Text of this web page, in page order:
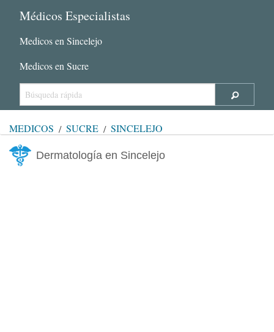
Médicos Especialistas
Medicos en Sincelejo
Medicos en Sucre
MÉDICOS SUCRE SINCELEJO
Dermatología en Sincelejo